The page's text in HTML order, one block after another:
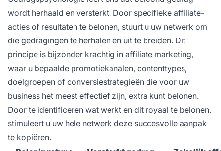
wordt herhaald en versterkt. Door specifieke affiliate-
acties of resultaten te belonen, stuurt u uw netwerk om
die gedragingen te herhalen en uit te breiden. Dit
principe is bijzonder krachtig in affiliate marketing,
waar u bepaalde promotiekanalen, contenttypes,
doelgroepen of conversiestrategieën die voor uw
business het meest effectief zijn, extra kunt belonen.
Door te identificeren wat werkt en dit royaal te belonen,
stimuleert u uw hele netwerk deze succesvolle aanpak
te kopiëren.